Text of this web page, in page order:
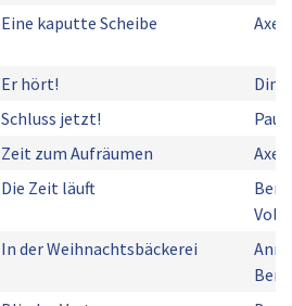
Eine kaputte Scheibe Axel
Er hört! Dina
Schluss jetzt! Paul
Zeit zum Aufräumen Axel
Die Zeit läuft
In der Weihnachtsbäckerei